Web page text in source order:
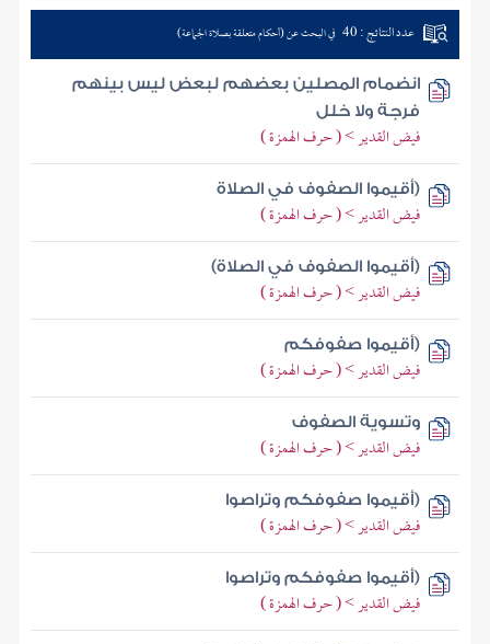
عدد النتائج : 40 في البحث عن (أحكام متعلقة بصلاة الجماعة)
انضمام المصلين بعضهم لبعض ليس بينهم
فرجة ولا خلل
فيض القدير > ( حرف الهمزة )
(أقيموا الصفوف في الصلاة
فيض القدير > ( حرف الهمزة )
(أقيموا الصفوف في الصلاة)
فيض القدير > ( حرف الهمزة )
(أقيموا صفوفكم
فيض القدير > ( حرف الهمزة )
وتسوية الصفوف
فيض القدير > ( حرف الهمزة )
(أقيموا صفوفكم وتراصوا
فيض القدير > ( حرف الهمزة )
(أقيموا صفوفكم وتراصوا
فيض القدير > ( حرف الهمزة )